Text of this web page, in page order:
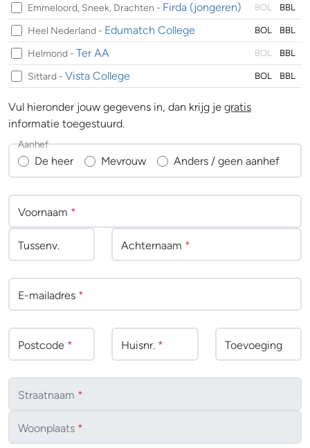
Emmeloord, Sneek, Drachten - Firda (jongeren) BOL BBL
Heel Nederland - Edumatch College BOL BBL
Helmond - Ter AA BOL BBL
Sittard - Vista College BOL BBL
Vul hieronder jouw gegevens in, dan krijg je gratis
informatie toegestuurd.
De heer Mevrouw Anders / geen aanhef
Aanhef
Voornaam *
Tussenv. Achternaam *
E-mailadres *
Postcode * Huisnr. * Toevoeging
Straatnaam *
Woonplaats *